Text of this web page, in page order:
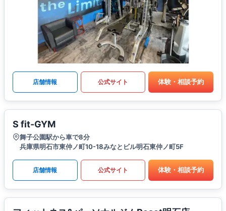
店舗情報 公式サイト 体験・相談予約
S fit-GYM
舞子公園駅から車で8分
兵庫県明石市東仲ノ町10-18みなとビル明石東仲ノ町5F
店舗情報 公式サイト 体験・相談予約